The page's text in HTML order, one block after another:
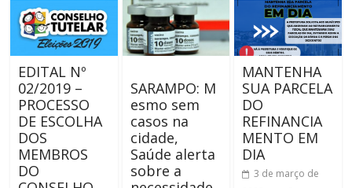
EDITAL Nº
02/2019 –
PROCESSO
DE ESCOLHA
DOS
MEMBROS
DO
SARAMPO: M
esmo sem
casos na
cidade,
Saúde alerta
sobre a
MANTENHA
SUA PARCELA
DO
REFINANCIA
MENTO EM
DIA
3 de março de